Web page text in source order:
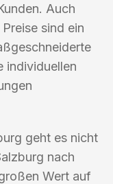
Auch
sind ein
individuellen
geht es nicht
nach
Wert auf